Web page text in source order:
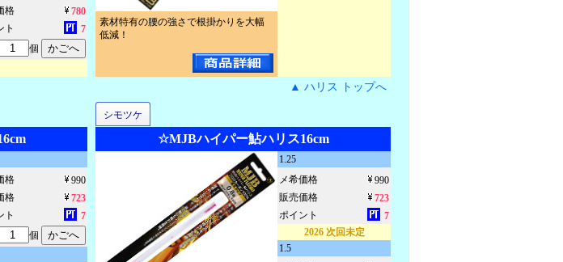
格
780
ト
7
個
素材特有の腰の強さで根掛かりを大幅
低減！
▲ ハリス トップへ
格
990
格
723
ト
7
個
シモツケ
☆MJBハイパー鮎ハリス16cm
1.25
メ希価格
990
販売価格
723
ポイント
7
2026 次回未定
1.5